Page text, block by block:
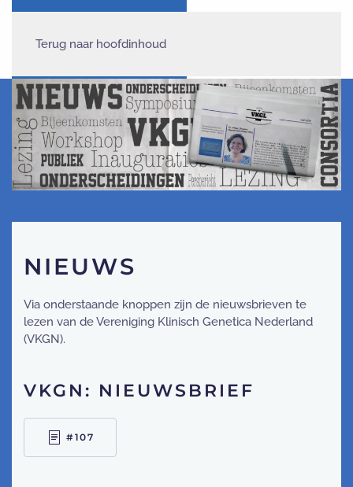
Terug naar hoofdinhoud
NIEUWS
Via onderstaande knoppen zijn de nieuwsbrieven te
lezen van de Vereniging Klinisch Genetica Nederland
(VKGN).
VKGN: NIEUWSBRIEF
#107